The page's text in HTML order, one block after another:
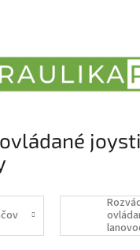
sekčné